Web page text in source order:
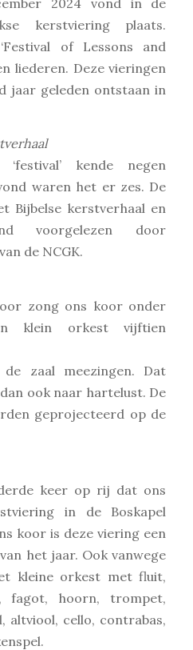
kerstviering plaats.
of Lessons and
liederen. Deze vieringen
jaar geleden ontstaan in
kende negen
waren het er zes. De
Bijbelse kerstverhaal en
voorgelezen door
de NCGK.
zong ons koor onder
klein orkest vijftien
zaal meezingen. Dat
ook naar hartelust. De
geprojecteerd op de
keer op rij dat ons
in de Boskapel
koor is deze viering een
het jaar. Ook vanwege
kleine orkest met fluit,
fagot, hoorn, trompet,
altviool, cello, contrabas,